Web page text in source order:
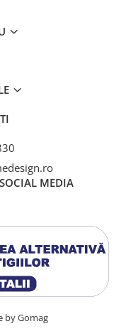
MEDIA
by Gomag